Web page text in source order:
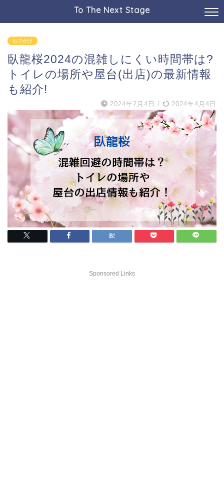
To The Next Stage
おでかけ
臥龍桜2024の混雑しにくい時間帯は?
トイレの場所や屋台(出店)の最新情報
も紹介!
2024年2月4日 / 2024年4月4日
Sponsored Links